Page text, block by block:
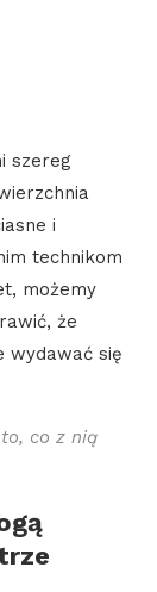
szereg
i
technikom
możemy
że
wydawać się
co z nią